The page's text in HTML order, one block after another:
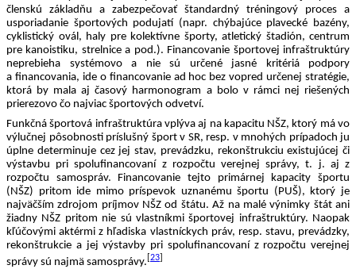
členskú základňu a zabezpečovať štandardný tréningový proces a
usporiadanie športových podujatí (napr. chýbajúce plavecké bazény,
cyklistický ovál, haly pre kolektívne športy, atletický štadión, centrum
pre kanoistiku, strelnice a pod.). Financovanie športovej infraštruktúry
neprebieha systémovo a nie sú určené jasné kritériá podpory
a financovania, ide o financovanie ad hoc bez vopred určenej stratégie,
ktorá by mala aj časový harmonogram a bolo v rámci nej riešených
prierezovo čo najviac športových odvetví.
Funkčná športová infraštruktúra vplýva aj na kapacitu NŠZ, ktorý má vo
výlučnej pôsobnosti príslušný šport v SR, resp. v mnohých prípadoch ju
úplne determinuje cez jej stav, prevádzku, rekonštrukciu existujúcej či
výstavbu pri spolufinancovaní z rozpočtu verejnej správy, t. j. aj z
rozpočtu samospráv. Financovanie tejto primárnej kapacity športu
(NŠZ) pritom ide mimo príspevok uznanému športu (PUŠ), ktorý je
najväčším zdrojom príjmov NŠZ od štátu. Až na malé výnimky štát ani
žiadny NŠZ pritom nie sú vlastníkmi športovej infraštruktúry. Naopak
kľúčovými aktérmi z hľadiska vlastníckych práv, resp. stavu, prevádzky,
rekonštrukcie a jej výstavby pri spolufinancovaní z rozpočtu verejnej
správy sú najmä samosprávy. 23